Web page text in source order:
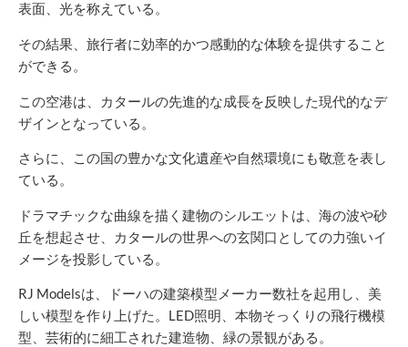
表面、光を称えている。
その結果、旅行者に効率的かつ感動的な体験を提供すること
ができる。
この空港は、カタールの先進的な成長を反映した現代的なデ
ザインとなっている。
さらに、この国の豊かな文化遺産や自然環境にも敬意を表し
ている。
ドラマチックな曲線を描く建物のシルエットは、海の波や砂
丘を想起させ、カタールの世界への玄関口としての力強いイ
メージを投影している。
RJ Modelsは、ドーハの建築模型メーカー数社を起用し、美
しい模型を作り上げた。LED照明、本物そっくりの飛行機模
型、芸術的に細工された建造物、緑の景観がある。